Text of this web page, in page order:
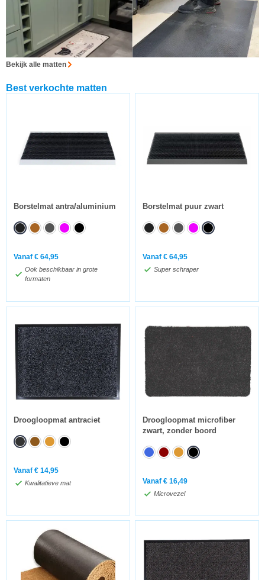
Bekijk alle matten
Best verkochte matten
Borstelmat antra/aluminium
Vanaf € 64,95
Ook beschikbaar in grote
formaten
Borstelmat puur zwart
Vanaf € 64,95
Super schraper
Droogloopmat antraciet
Vanaf € 14,95
Kwalitatieve mat
Droogloopmat microfiber
zwart, zonder boord
Vanaf € 16,49
Microvezel